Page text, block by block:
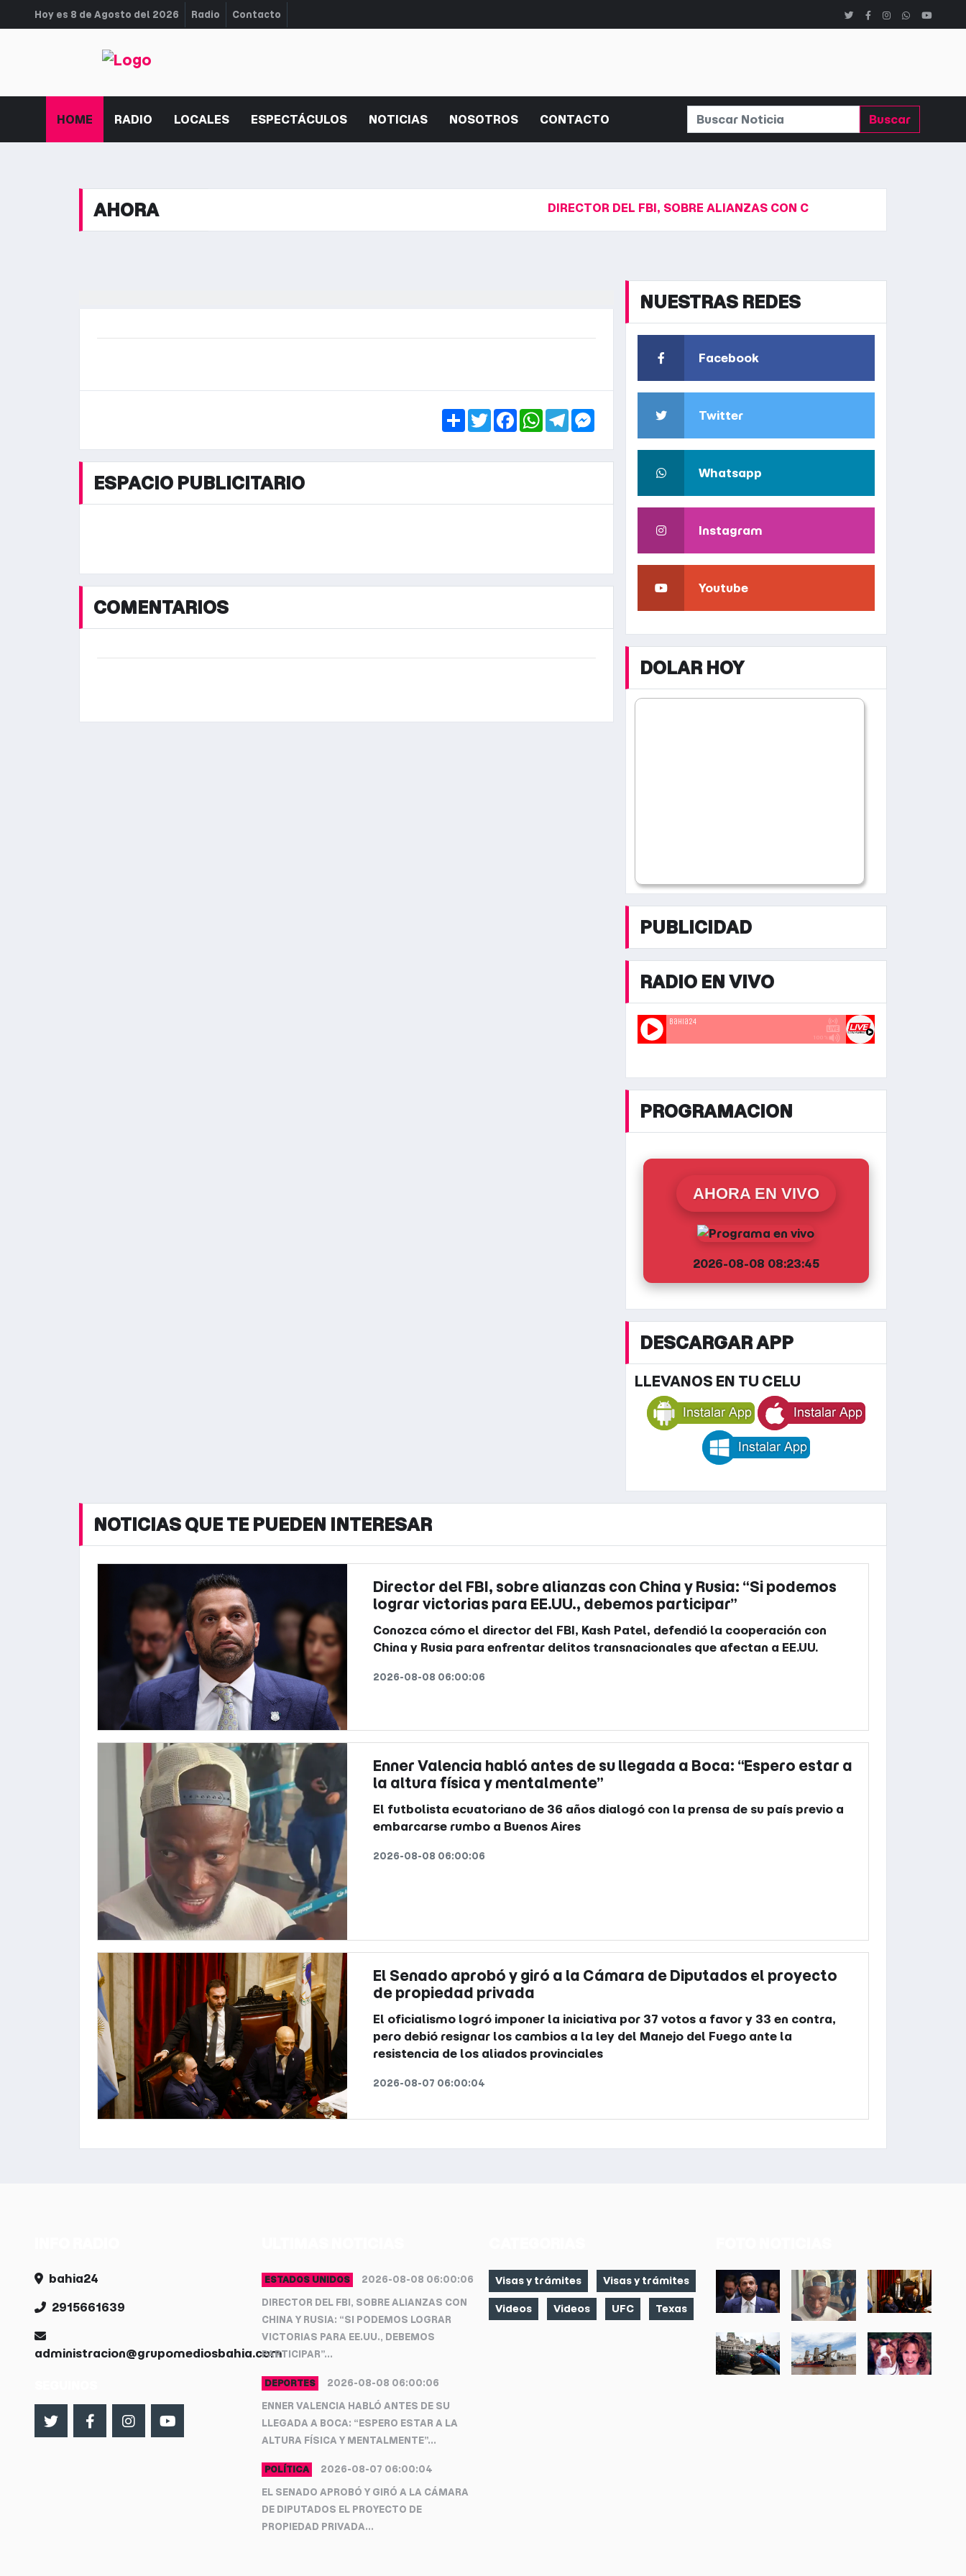
Hoy es 8 de Agosto del 2026 Radio Contacto
HOME RADIO LOCALES ESPECTÁCULOS NOTICIAS NOSOTROS CONTACTO Buscar
AHORA DIRECTOR DEL FBI, SOBRE ALIANZAS CON CHINA Y RUSIA: “SI PODEMOS
ShareTwitterFacebook
WhatsApp
TelegramMessenger
ESPACIO PUBLICITARIO
COMENTARIOS
NUESTRAS REDES
Facebook
Twitter
Whatsapp
Instagram
Youtube
DOLAR HOY
PUBLICIDAD
RADIO EN VIVO
PROGRAMACION
AHORA EN VIVO
2026-08-08 08:23:45
DESCARGAR APP
LLEVANOS EN TU CELU
NOTICIAS QUE TE PUEDEN INTERESAR
Director del FBI, sobre alianzas con China y Rusia: “Si podemos
lograr victorias para EE.UU., debemos participar”
Conozca cómo el director del FBI, Kash Patel, defendió la cooperación con
China y Rusia para enfrentar delitos transnacionales que afectan a EE.UU.
2026-08-08 06:00:06
Enner Valencia habló antes de su llegada a Boca: “Espero estar a
la altura física y mentalmente”
El futbolista ecuatoriano de 36 años dialogó con la prensa de su país previo a
embarcarse rumbo a Buenos Aires
2026-08-08 06:00:06
El Senado aprobó y giró a la Cámara de Diputados el proyecto
de propiedad privada
El oficialismo logró imponer la iniciativa por 37 votos a favor y 33 en contra,
pero debió resignar los cambios a la ley del Manejo del Fuego ante la
resistencia de los aliados provinciales
2026-08-07 06:00:04
bahia24
2915661639
administracion@grupomediosbahia.com
ESTADOS UNIDOS
2026-08-08 06:00:06
DIRECTOR DEL FBI, SOBRE ALIANZAS CON
CHINA Y RUSIA: “SI PODEMOS LOGRAR
VICTORIAS PARA EE.UU., DEBEMOS
PARTICIPAR”...
DEPORTES
2026-08-08 06:00:06
ENNER VALENCIA HABLÓ ANTES DE SU
LLEGADA A BOCA: “ESPERO ESTAR A LA
ALTURA FÍSICA Y MENTALMENTE”...
POLÍTICA
2026-08-07 06:00:04
EL SENADO APROBÓ Y GIRÓ A LA CÁMARA
DE DIPUTADOS EL PROYECTO DE
PROPIEDAD PRIVADA...
Visas y trámites Visas y trámites
Videos Videos UFC Texas